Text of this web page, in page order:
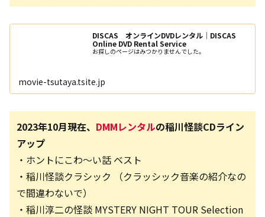
DISCAS オンラインDVDレンタル｜DISCAS
Online DVD Rental Service
お探しのページはみつかりませんでした。
movie-tsutaya.tsite.jp
2023年10月現在、 DMMレンタルの稲川怪談CDライン
アップ
・ホントにこわ～い話 ベスト
・稲川怪談クラシック （クラッシック音楽の紹介なの
で間違わないで）
・稲川淳二の怪談 MYSTERY NIGHT TOUR Selection